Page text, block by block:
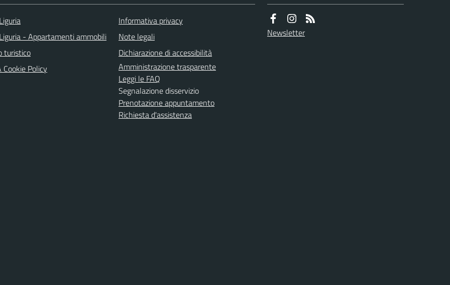
- Appartamenti ammobili
turistico
Cookie Policy
Informativa privacy
Note legali
Dichiarazione di accessibilità
Amministrazione trasparente
Leggi le FAQ
Segnalazione disservizio
Prenotazione appuntamento
Richiesta d'assistenza
Newsletter